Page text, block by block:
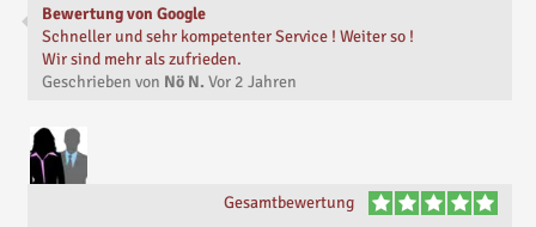
Bewertung von Google
Schneller und sehr kompetenter Service ! Weiter so !
Wir sind mehr als zufrieden.
Geschrieben von Nö N. Vor 2 Jahren
Gesamtbewertung